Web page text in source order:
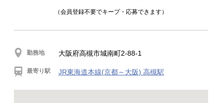
（会員登録不要でキープ・応募できます）
勤務地 大阪府高槻市城南町2-88-1
最寄り駅 JR東海道本線(京都～大阪) 高槻駅